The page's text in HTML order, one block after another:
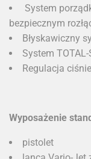
System
bezpiecznym
Błyskawiczny
System TOTAL-
Regulacja
Wyposażenie
pistolet